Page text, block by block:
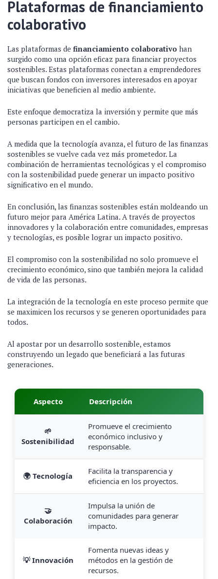
Plataformas de financiamiento
colaborativo
Las plataformas de financiamiento colaborativo han
surgido como una opción eficaz para financiar proyectos
sostenibles. Estas plataformas conectan a emprendedores
que buscan fondos con inversores interesados en apoyar
iniciativas que beneficien al medio ambiente.
Este enfoque democratiza la inversión y permite que más
personas participen en el cambio.
A medida que la tecnología avanza, el futuro de las finanzas
sostenibles se vuelve cada vez más prometedor. La
combinación de herramientas tecnológicas y el compromiso
con la sostenibilidad puede generar un impacto positivo
significativo en el mundo.
En conclusión, las finanzas sostenibles están moldeando un
futuro mejor para América Latina. A través de proyectos
innovadores y la colaboración entre comunidades, empresas
y tecnologías, es posible lograr un impacto positivo.
El compromiso con la sostenibilidad no solo promueve el
crecimiento económico, sino que también mejora la calidad
de vida de las personas.
La integración de la tecnología en este proceso permite que
se maximicen los recursos y se generen oportunidades para
todos.
Al apostar por un desarrollo sostenible, estamos
construyendo un legado que beneficiará a las futuras
generaciones.
Aspecto Descripción
🌱
Sostenibilidad
Promueve el crecimiento
económico inclusivo y
responsable.
🌍 Tecnología
Facilita la transparencia y
eficiencia en los proyectos.
🤝
Colaboración
Impulsa la unión de
comunidades para generar
impacto.
💡 Innovación
Fomenta nuevas ideas y
métodos en la gestión de
recursos.